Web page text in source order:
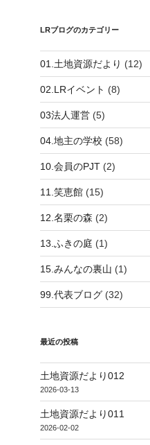
LRブログのカテゴリー
01.土地資源だより (12)
02.LRイベント (8)
03法人運営(5)
04.地主の学校 (58)
10.会員のPJT(2)
11.笑恵館(15)
12.名栗の森 (2)
13.ふきの庭 (1)
15.みんなの裏山 (1)
99.代表ブログ(32)
最近の投稿
土地資源だより012
2026-03-13
土地資源だより011
2026-02-02